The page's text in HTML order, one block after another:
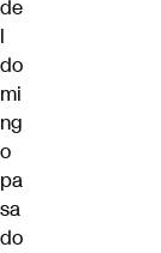
de
l
do
mi
ng
o
pa
sa
do